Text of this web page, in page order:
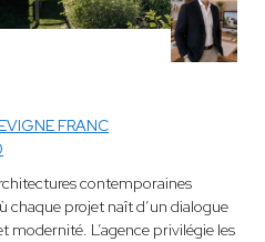
FRANC
contemporaines
chaque projet naît d’un dialogue
modernité. L’agence privilégie les